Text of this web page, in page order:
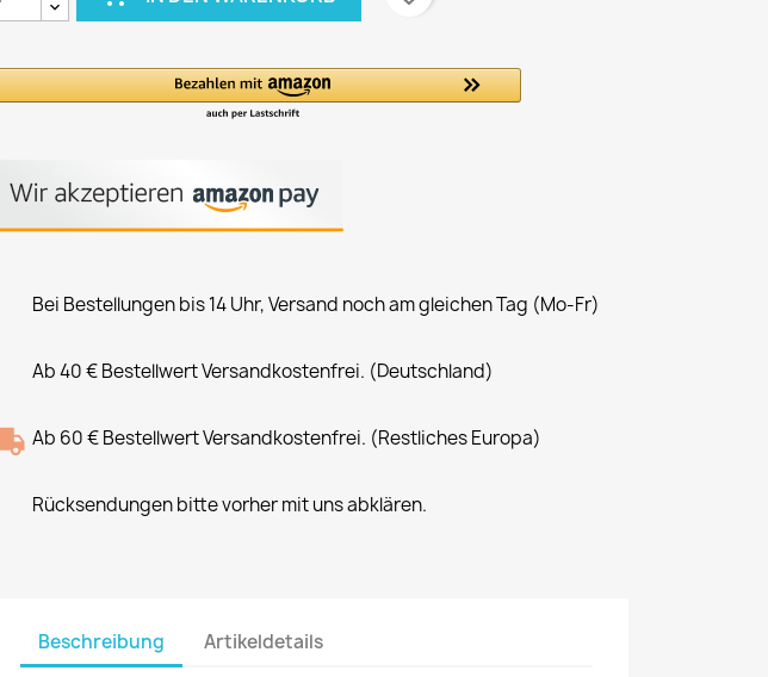
Bei Bestellungen bis 14 Uhr, Versand noch am gleichen Tag (Mo-Fr)
Ab 40 € Bestellwert Versandkostenfrei. (Deutschland)
Ab 60 € Bestellwert Versandkostenfrei. (Restliches Europa)
Rücksendungen bitte vorher mit uns abklären.
Beschreibung Artikeldetails